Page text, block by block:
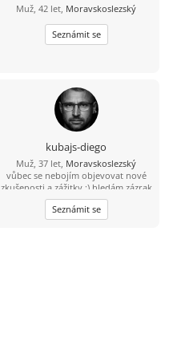
Muž, 42 let, Moravskoslezský
Seznámit se
kubajs-diego
Muž, 37 let, Moravskoslezský
vůbec se nebojím objevovat nové
zkušenosti a zážitky ;) hledám zázrak
dnešní doby - najít věrnou ,hodnou,
prostě normální Fešandu k životu :-*
;-)
Seznámit se